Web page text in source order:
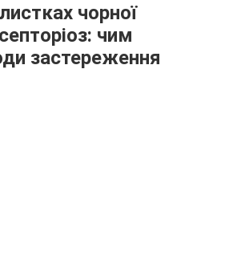
чорної
чим
застереження